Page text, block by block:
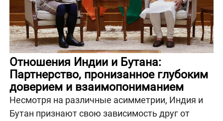
Отношения Индии и Бутана:
Партнерство, пронизанное глубоким
доверием и взаимопониманием
Несмотря на различные асимметрии, Индия и
Бутан признают свою зависимость друг от